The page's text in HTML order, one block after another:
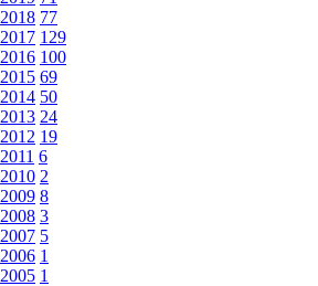
2018 77
2017 129
2016 100
2015 69
2014 50
2013 24
2012 19
2011 6
2010 2
2009 8
2008 3
2007 5
2006 1
2005 1